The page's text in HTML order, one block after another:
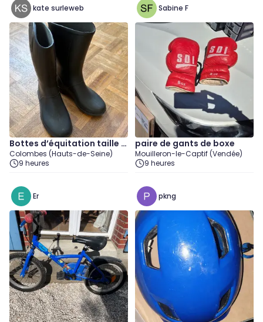
kate surleweb
Bottes d’équitation taille 2
7
Colombes (Hauts-de-Seine)
9 heures
Sabine F
paire de gants de boxe
Mouilleron-le-Captif (Vendée)
9 heures
Er pkng